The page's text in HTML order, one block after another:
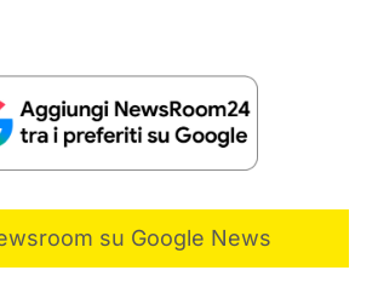
su Google News